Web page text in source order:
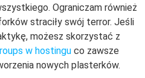
Ograniczam również
straciły swój terror. Jeśli
możesz skorzystać z
w hostingu co zawsze
nowych plasterków.